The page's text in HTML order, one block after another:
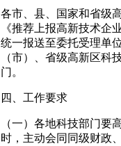
各市、县、国家和省级
《推荐上报高新技术
统一报送至委托受理单
（市）、省级高新区
门。
四、工作要求
（一）各地科技部门要
时，主动会同同级财政